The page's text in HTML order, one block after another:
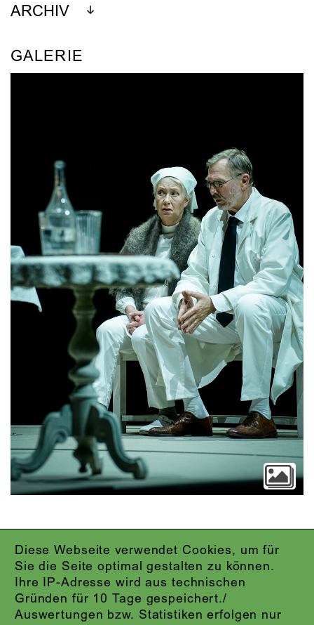
Diese Webseite verwendet Cookies, um für
Sie die Seite optimal gestalten zu können.
Ihre IP-Adresse wird aus technischen
Gründen für 10 Tage gespeichert./
Auswertungen bzw. Statistiken erfolgen nur
ARCHIV
GALERIE
IMPRESSUM
DATENSCHUTZ
AGB
KONTAKT